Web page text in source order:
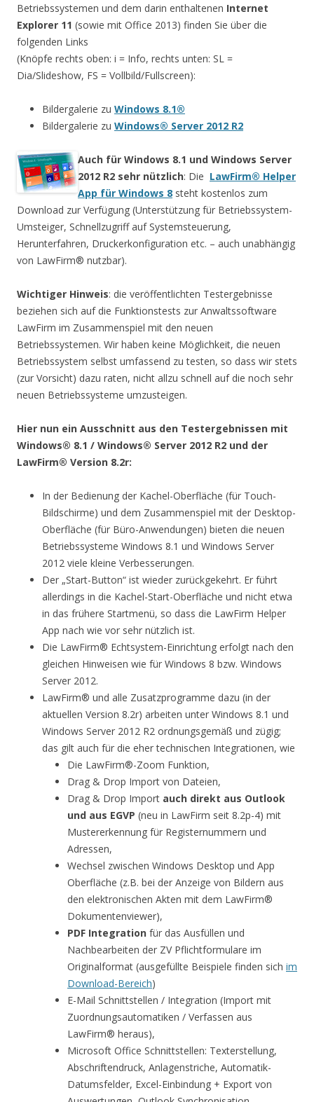
Betriebssystemen und dem darin enthaltenen Internet
Explorer 11 (sowie mit Office 2013) finden Sie über die
folgenden Links
(Knöpfe rechts oben: i = Info, rechts unten: SL =
Dia/Slideshow, FS = Vollbild/Fullscreen):
Bildergalerie zu Windows 8.1®
Bildergalerie zu Windows® Server 2012 R2
Auch für Windows 8.1 und Windows Server
2012 R2 sehr nützlich: Die LawFirm® Helper
App für Windows 8 steht kostenlos zum
Download zur Verfügung (Unterstützung für Betriebssystem-
Umsteiger, Schnellzugriff auf Systemsteuerung,
Herunterfahren, Druckerkonfiguration etc. – auch unabhängig
von LawFirm® nutzbar).
Wichtiger Hinweis: die veröffentlichten Testergebnisse
beziehen sich auf die Funktionstests zur Anwaltssoftware
LawFirm im Zusammenspiel mit den neuen
Betriebssystemen. Wir haben keine Möglichkeit, die neuen
Betriebssystem selbst umfassend zu testen, so dass wir stets
(zur Vorsicht) dazu raten, nicht allzu schnell auf die noch sehr
neuen Betriebssysteme umzusteigen.
Hier nun ein Ausschnitt aus den Testergebnissen mit
Windows® 8.1 / Windows® Server 2012 R2 und der
LawFirm® Version 8.2r:
In der Bedienung der Kachel-Oberfläche (für Touch-
Bildschirme) und dem Zusammenspiel mit der Desktop-
Oberfläche (für Büro-Anwendungen) bieten die neuen
Betriebssysteme Windows 8.1 und Windows Server
2012 viele kleine Verbesserungen.
Der „Start-Button“ ist wieder zurückgekehrt. Er führt
allerdings in die Kachel-Start-Oberfläche und nicht etwa
in das frühere Startmenü, so dass die LawFirm Helper
App nach wie vor sehr nützlich ist.
Die LawFirm® Echtsystem-Einrichtung erfolgt nach den
gleichen Hinweisen wie für Windows 8 bzw. Windows
Server 2012.
LawFirm® und alle Zusatzprogramme dazu (in der
aktuellen Version 8.2r) arbeiten unter Windows 8.1 und
Windows Server 2012 R2 ordnungsgemäß und zügig;
das gilt auch für die eher technischen Integrationen, wie
Die LawFirm®-Zoom Funktion,
Drag & Drop Import von Dateien,
Drag & Drop Import auch direkt aus Outlook
und aus EGVP (neu in LawFirm seit 8.2p-4) mit
Mustererkennung für Registernummern und
Adressen,
Wechsel zwischen Windows Desktop und App
Oberfläche (z.B. bei der Anzeige von Bildern aus
den elektronischen Akten mit dem LawFirm®
Dokumentenviewer),
PDF Integration für das Ausfüllen und
Nachbearbeiten der ZV Pflichtformulare im
Originalformat (ausgefüllte Beispiele finden sich im
Download-Bereich)
E-Mail Schnittstellen / Integration (Import mit
Zuordnungsautomatiken / Verfassen aus
LawFirm® heraus),
Microsoft Office Schnittstellen: Texterstellung,
Abschriftendruck, Anlagenstriche, Automatik-
Datumsfelder, Excel-Einbindung + Export von